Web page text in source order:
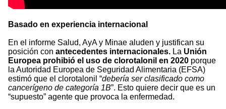
Basado en experiencia internacional
En el informe Salud, AyA y Minae aluden y justifican su
posición con antecedentes internacionales. La Unión
Europea prohibió el uso de clorotalonil en 2020 porque
la Autoridad Europea de Seguridad Alimentaria (EFSA)
estimó que el clorotalonil “debería ser clasificado como
cancerígeno de categoría 1B”. Esto quiere decir que es un
“supuesto” agente que provoca la enfermedad.